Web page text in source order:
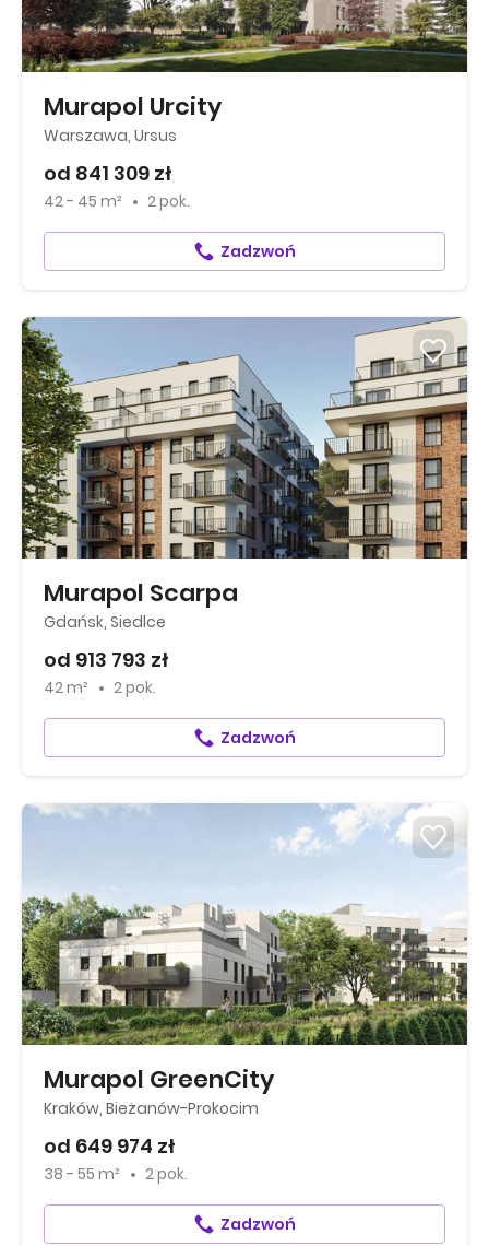
Murapol Urcity
Warszawa, Ursus
od 841 309 zł
42 - 45 m² 2 pok.
Zadzwoń
Murapol Scarpa
Gdańsk, Siedlce
od 913 793 zł
42 m² 2 pok.
Zadzwoń
Murapol GreenCity
Kraków, Bieżanów-Prokocim
od 649 974 zł
38 - 55 m² 2 pok.
Zadzwoń